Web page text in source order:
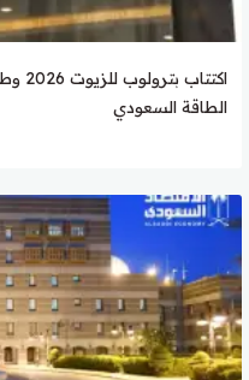
الطاقة السعودي